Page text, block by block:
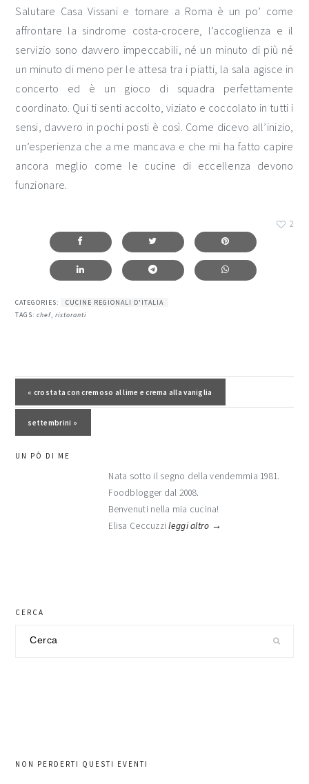
Salutare Casa Vissani e tornare a Roma è un po’ come
affrontare la sindrome costa-crocere, l’accoglienza e il
servizio sono davvero impeccabili, né un minuto di più né
un minuto di meno per le attesa tra i piatti, la sala agisce in
concerto ed è un gioco di squadra perfettamente
coordinato. Qui ti senti accolto, viziato e coccolato in tutti i
sensi, davvero in pochi posti è così. Come dicevo all’inizio,
un’esperienza che a me mancava e che mi ha fatto capire
ancora meglio come le cucine di eccellenza devono
funzionare.
2
CATEGORIES:
CUCINE REGIONALI D'ITALIA
TAGS:chef,ristoranti
Post precedente:
« crostata con cremoso al lime e crema alla vaniglia
Post successivo:
settembrini »
barra
UN PÒ DI ME
Nata sotto il segno della vendemmia 1981.
Foodblogger dal 2008.
Benvenuti nella mia cucina!
Elisa Ceccuzzileggi altro →
CERCA
NON PERDERTI QUESTI EVENTI